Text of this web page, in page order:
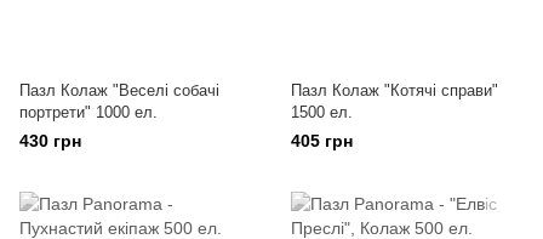
Пазл Колаж "Веселі собачі
портрети" 1000 ел.
430 грн
Пазл Колаж "Котячі справи"
1500 ел.
405 грн